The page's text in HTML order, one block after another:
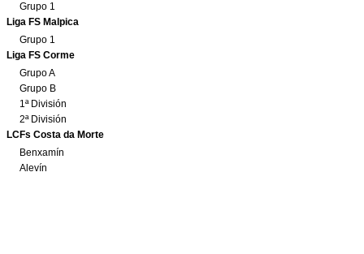
Grupo 1
Liga FS Malpica
Grupo 1
Liga FS Corme
Grupo A
Grupo B
1ª División
2ª División
LCFs Costa da Morte
Benxamín
Alevín